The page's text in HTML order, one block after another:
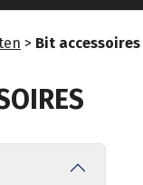
> Bit accessoires